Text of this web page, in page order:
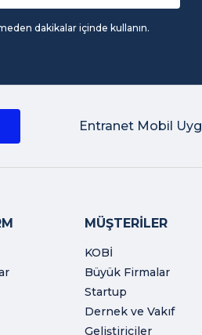
dakikalar içinde kullanın.
Entranet Mobil
MÜŞTERİLER
KOBİ
Büyük Firmalar
Startup
Dernek ve Vakıf
Geliştiriciler